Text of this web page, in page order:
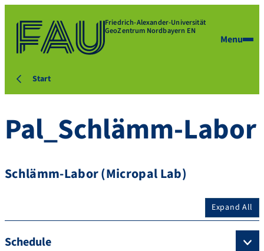
Friedrich-Alexander-Universität
GeoZentrum Nordbayern EN
Menu
Start
Pal_Schlämm-Labor
Schlämm-Labor (Micropal Lab)
Expand All
Schedule